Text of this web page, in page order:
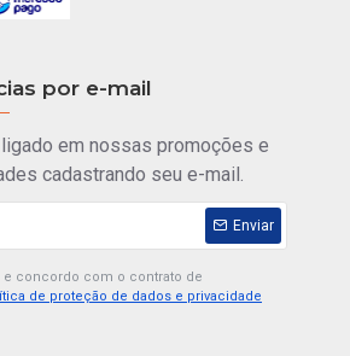
por e-mail
em nossas promoções e
cadastrando seu e-mail.
Enviar
e concordo com o contrato de
de proteção de dados e privacidade